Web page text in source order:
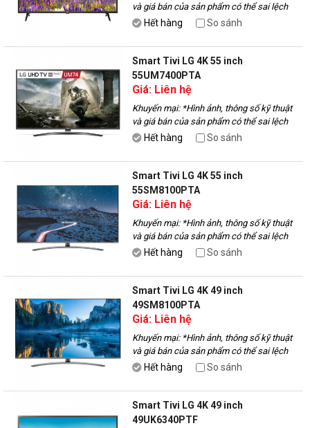
và giá bán của sản phẩm có thể sai lệch
với thực tế, vui lòng liên hệ với nhân viên
Hết hàng So sánh
Smart Tivi LG 4K 55 inch
55UM7400PTA
Giá: Liên hệ
Khuyến mại: *Hình ảnh, thông số kỹ thuật
và giá bán của sản phẩm có thể sai lệch
với thực tế, vui lòng liên hệ với nhân viên
Hết hàng So sánh
Smart Tivi LG 4K 55 inch
55SM8100PTA
Giá: Liên hệ
Khuyến mại: *Hình ảnh, thông số kỹ thuật
và giá bán của sản phẩm có thể sai lệch
với thực tế, vui lòng liên hệ với nhân viên
Hết hàng So sánh
Smart Tivi LG 4K 49 inch
49SM8100PTA
Giá: Liên hệ
Khuyến mại: *Hình ảnh, thông số kỹ thuật
và giá bán của sản phẩm có thể sai lệch
với thực tế, vui lòng liên hệ với nhân viên
Hết hàng So sánh
Smart Tivi LG 4K 49 inch
49UK6340PTF